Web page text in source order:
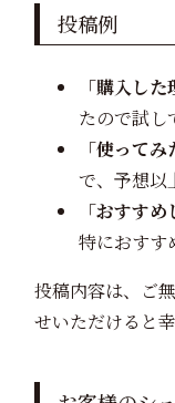
投稿例
「購入した
たので試し
「使ってみ
で、予想以
「おすす
特におすす
投稿内容は、ご
せいただけると幸